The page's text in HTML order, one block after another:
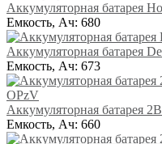
Аккумуляторная батарея
Емкость, Ач: 680
Аккумуляторная батарея
Емкость, Ач: 673
Аккумуляторная батарея
Емкость, Ач: 660